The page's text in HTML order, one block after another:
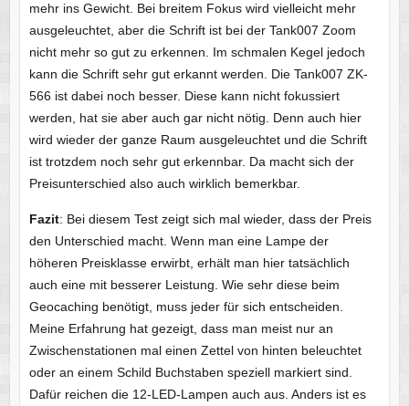
mehr ins Gewicht. Bei breitem Fokus wird vielleicht mehr
ausgeleuchtet, aber die Schrift ist bei der Tank007 Zoom
nicht mehr so gut zu erkennen. Im schmalen Kegel jedoch
kann die Schrift sehr gut erkannt werden. Die Tank007 ZK-
566 ist dabei noch besser. Diese kann nicht fokussiert
werden, hat sie aber auch gar nicht nötig. Denn auch hier
wird wieder der ganze Raum ausgeleuchtet und die Schrift
ist trotzdem noch sehr gut erkennbar. Da macht sich der
Preisunterschied also auch wirklich bemerkbar.
Fazit: Bei diesem Test zeigt sich mal wieder, dass der Preis
den Unterschied macht. Wenn man eine Lampe der
höheren Preisklasse erwirbt, erhält man hier tatsächlich
auch eine mit besserer Leistung. Wie sehr diese beim
Geocaching benötigt, muss jeder für sich entscheiden.
Meine Erfahrung hat gezeigt, dass man meist nur an
Zwischenstationen mal einen Zettel von hinten beleuchtet
oder an einem Schild Buchstaben speziell markiert sind.
Dafür reichen die 12-LED-Lampen auch aus. Anders ist es